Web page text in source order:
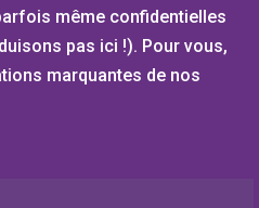
même confidentielles
pas ici !). Pour vous,
marquantes de nos